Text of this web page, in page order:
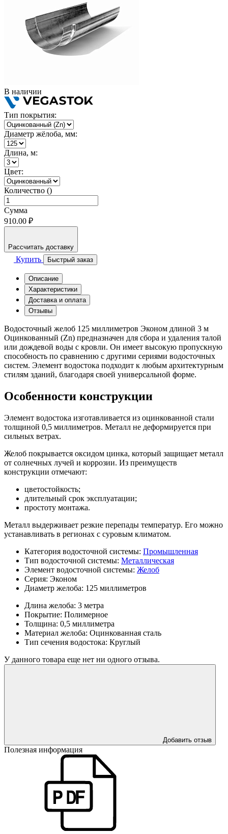
В наличии
Тип покрытия:
Диаметр жёлоба, мм:
Длина, м:
Цвет:
Количество ()
Сумма
910.00 ₽
Рассчитать доставку
Купить Быстрый заказ
Описание
Характеристики
Доставка и оплата
Отзывы
Водосточный желоб 125 миллиметров Эконом длиной 3 м
Оцинкованный (Zn) предназначен для сбора и удаления талой
или дождевой воды с кровли. Он имеет высокую пропускную
способность по сравнению с другими сериями водосточных
систем. Элемент водостока подходит к любым архитектурным
стилям зданий, благодаря своей универсальной форме.
Особенности конструкции
Элемент водостока изготавливается из оцинкованной стали
толщиной 0,5 миллиметров. Металл не деформируется при
сильных ветрах.
Желоб покрывается оксидом цинка, который защищает металл
от солнечных лучей и коррозии. Из преимуществ
конструкции отмечают:
цветостойкость;
длительный срок эксплуатации;
простоту монтажа.
Металл выдерживает резкие перепады температур. Его можно
устанавливать в регионах с суровым климатом.
Категория водосточной системы: Промышленная
Тип водосточной системы: Металлическая
Элемент водосточной системы: Желоб
Серия: Эконом
Диаметр желоба: 125 миллиметров
Длина желоба: 3 метра
Покрытие: Полимерное
Толщина: 0,5 миллиметра
Материал желоба: Оцинкованная сталь
Тип сечения водостока: Круглый
У данного товара еще нет ни одного отзыва.
Добавить отзыв
Полезная информация